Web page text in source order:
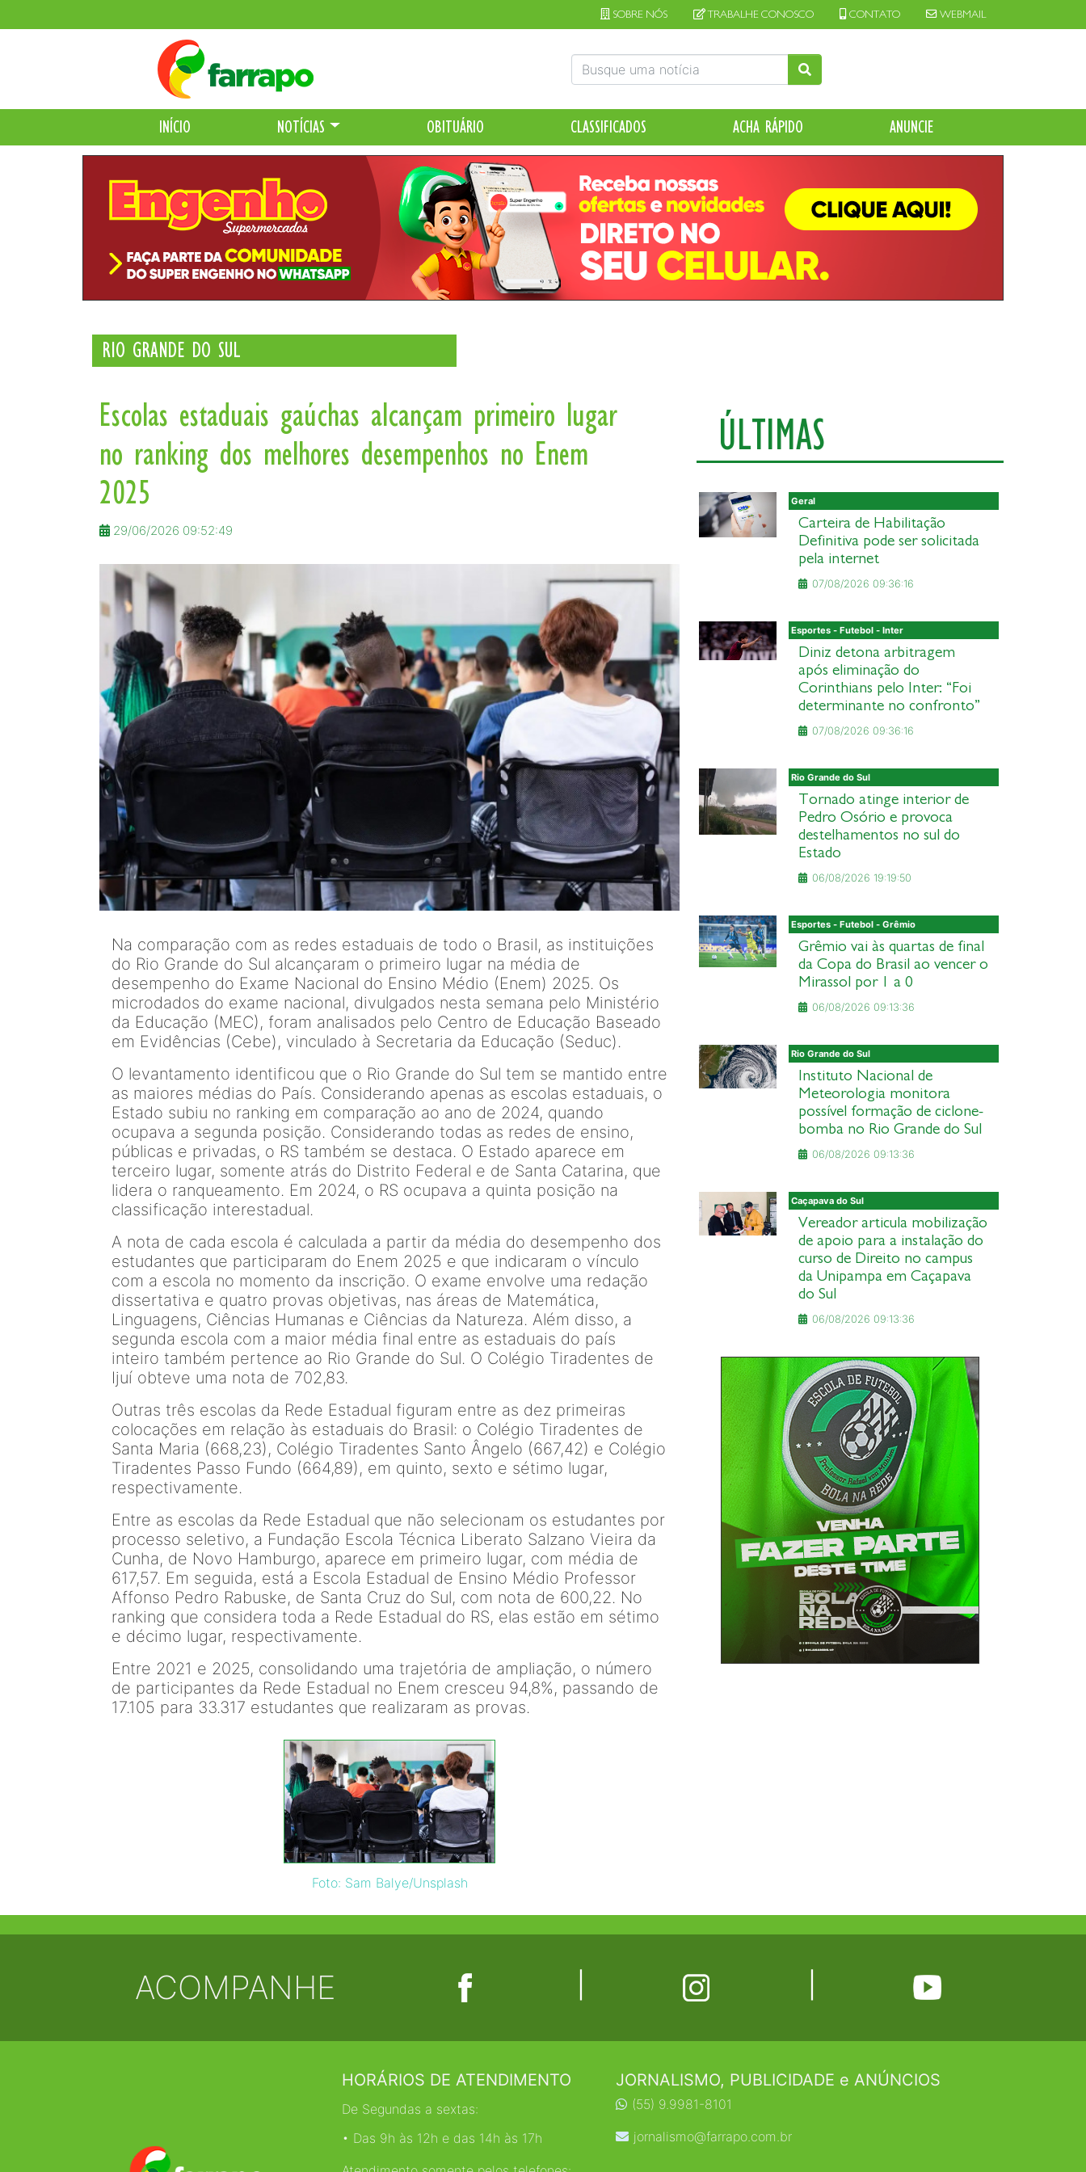
SOBRE NÓS TRABALHE CONOSCO CONTATO WEBMAIL
INÍCIO NOTÍCIAS OBITUÁRIO CLASSIFICADOS ACHA RÁPIDO ANUNCIE
RIO GRANDE DO SUL
Escolas estaduais gaúchas alcançam primeiro lugar
no ranking dos melhores desempenhos no Enem
2025
29/06/2026 09:52:49
Na comparação com as redes estaduais de todo o Brasil, as instituições
do Rio Grande do Sul alcançaram o primeiro lugar na média de
desempenho do Exame Nacional do Ensino Médio (Enem) 2025. Os
microdados do exame nacional, divulgados nesta semana pelo Ministério
da Educação (MEC), foram analisados pelo Centro de Educação Baseado
em Evidências (Cebe), vinculado à Secretaria da Educação (Seduc).
O levantamento identificou que o Rio Grande do Sul tem se mantido entre
as maiores médias do País. Considerando apenas as escolas estaduais, o
Estado subiu no ranking em comparação ao ano de 2024, quando
ocupava a segunda posição. Considerando todas as redes de ensino,
públicas e privadas, o RS também se destaca. O Estado aparece em
terceiro lugar, somente atrás do Distrito Federal e de Santa Catarina, que
lidera o ranqueamento. Em 2024, o RS ocupava a quinta posição na
classificação interestadual.
A nota de cada escola é calculada a partir da média do desempenho dos
estudantes que participaram do Enem 2025 e que indicaram o vínculo
com a escola no momento da inscrição. O exame envolve uma redação
dissertativa e quatro provas objetivas, nas áreas de Matemática,
Linguagens, Ciências Humanas e Ciências da Natureza. Além disso, a
segunda escola com a maior média final entre as estaduais do país
inteiro também pertence ao Rio Grande do Sul. O Colégio Tiradentes de
Ijuí obteve uma nota de 702,83.
Outras três escolas da Rede Estadual figuram entre as dez primeiras
colocações em relação às estaduais do Brasil: o Colégio Tiradentes de
Santa Maria (668,23), Colégio Tiradentes Santo Ângelo (667,42) e Colégio
Tiradentes Passo Fundo (664,89), em quinto, sexto e sétimo lugar,
respectivamente.
Entre as escolas da Rede Estadual que não selecionam os estudantes por
processo seletivo, a Fundação Escola Técnica Liberato Salzano Vieira da
Cunha, de Novo Hamburgo, aparece em primeiro lugar, com média de
617,57. Em seguida, está a Escola Estadual de Ensino Médio Professor
Affonso Pedro Rabuske, de Santa Cruz do Sul, com nota de 600,22. No
ranking que considera toda a Rede Estadual do RS, elas estão em sétimo
e décimo lugar, respectivamente.
Entre 2021 e 2025, consolidando uma trajetória de ampliação, o número
de participantes da Rede Estadual no Enem cresceu 94,8%, passando de
17.105 para 33.317 estudantes que realizaram as provas.
Foto: Sam Balye/Unsplash
ÚLTIMAS
Geral
Carteira de Habilitação
Definitiva pode ser solicitada
pela internet
07/08/2026 09:36:16
Esportes - Futebol - Inter
Diniz detona arbitragem
após eliminação do
Corinthians pelo Inter: “Foi
determinante no confronto”
07/08/2026 09:36:16
Rio Grande do Sul
Tornado atinge interior de
Pedro Osório e provoca
destelhamentos no sul do
Estado
06/08/2026 19:19:50
Esportes - Futebol - Grêmio
Grêmio vai às quartas de final
da Copa do Brasil ao vencer o
Mirassol por 1 a 0
06/08/2026 09:13:36
Rio Grande do Sul
Instituto Nacional de
Meteorologia monitora
possível formação de ciclone-
bomba no Rio Grande do Sul
06/08/2026 09:13:36
Caçapava do Sul
Vereador articula mobilização
de apoio para a instalação do
curso de Direito no campus
da Unipampa em Caçapava
do Sul
06/08/2026 09:13:36
ACOMPANHE
HORÁRIOS DE ATENDIMENTO
De Segundas a sextas:
• Das 9h às 12h e das 14h às 17h
JORNALISMO, PUBLICIDADE e ANÚNCIOS
(55) 9.9981-8101
jornalismo@farrapo.com.br